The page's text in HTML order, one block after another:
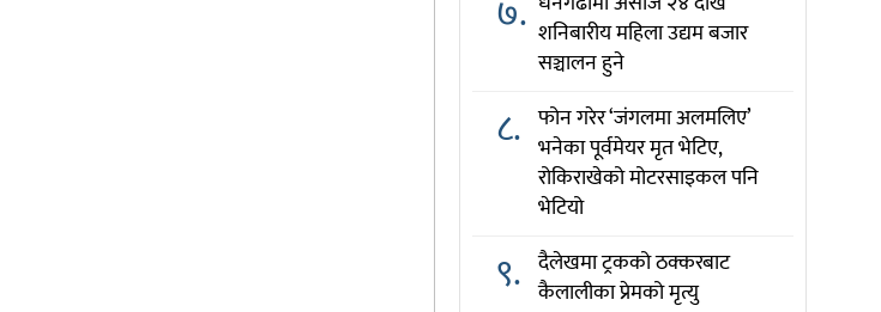
७. शनिबारीय महिला उद्यम बजार
सञ्चालन हुने
८. फोन गरेर ‘जंगलमा अलमलिए’
भनेका पूर्वमेयर मृत भेटिए,
रोकिराखेको मोटरसाइकल पनि
भेटियो
९. दैलेखमा ट्रकको ठक्करबाट
कैलालीका प्रेमको मृत्यु